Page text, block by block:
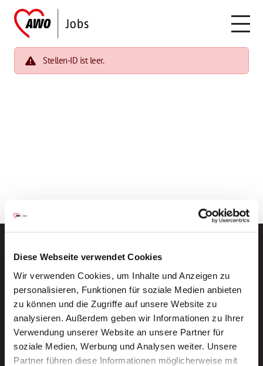
Diese Webseite verwendet Cookies
Wir verwenden Cookies, um Inhalte und Anzeigen zu
personalisieren, Funktionen für soziale Medien anbieten
zu können und die Zugriffe auf unsere Website zu
analysieren. Außerdem geben wir Informationen zu Ihrer
Verwendung unserer Website an unsere Partner für
soziale Medien, Werbung und Analysen weiter. Unsere
Partner führen diese Informationen möglicherweise mit
Stellen-ID ist leer.
Neue Stellen per E-Mail.
Ein kostenloser Service von AWO
Jobs.
E-Mail-Adresse eintragen